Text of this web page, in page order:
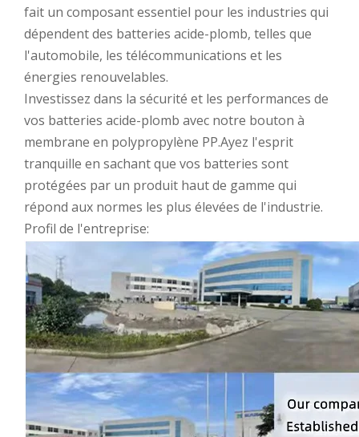
fait un composant essentiel pour les industries qui
dépendent des batteries acide-plomb, telles que
l'automobile, les télécommunications et les
énergies renouvelables.
Investissez dans la sécurité et les performances de
vos batteries acide-plomb avec notre bouton à
membrane en polypropylène PP.Ayez l'esprit
tranquille en sachant que vos batteries sont
protégées par un produit haut de gamme qui
répond aux normes les plus élevées de l'industrie.
Profil de l'entreprise: